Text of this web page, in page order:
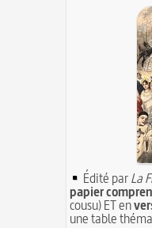
Édité parLa
papier
cousu) ET en
une table